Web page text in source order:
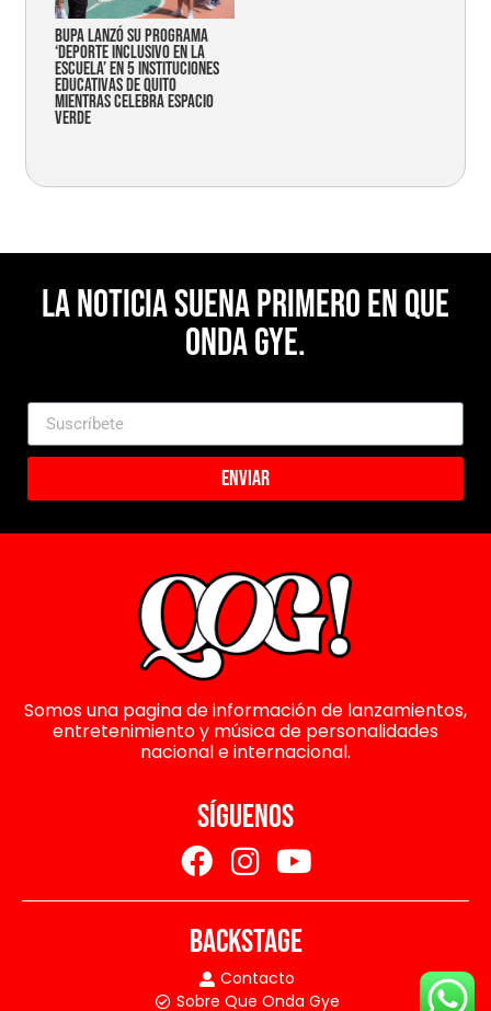
Bupa lanzó su programa
‘Deporte Inclusivo en la
Escuela’ en 5 instituciones
educativas de Quito
mientras celebra espacio
verde
La noticia suena primero en Que
Onda Gye.
Enviar
Somos una pagina de información de lanzamientos,
entretenimiento y música de personalidades
nacional e internacional.
SÍGUENOS
BACKSTAGE
Contacto
Sobre Que Onda Gye